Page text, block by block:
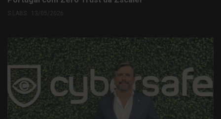
S.LABS . 13/05/2026